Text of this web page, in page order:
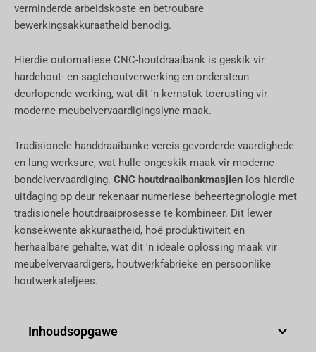
verminderde arbeidskoste en betroubare
bewerkingsakkuraatheid benodig.
Hierdie outomatiese CNC-houtdraaibank is geskik vir
hardehout- en sagtehoutverwerking en ondersteun
deurlopende werking, wat dit 'n kernstuk toerusting vir
moderne meubelvervaardigingslyne maak.
Tradisionele handdraaibanke vereis gevorderde vaardighede
en lang werksure, wat hulle ongeskik maak vir moderne
bondelvervaardiging. CNC houtdraaibankmasjien los hierdie
uitdaging op deur rekenaar numeriese beheertegnologie met
tradisionele houtdraaiprosesse te kombineer. Dit lewer
konsekwente akkuraatheid, hoë produktiwiteit en
herhaalbare gehalte, wat dit 'n ideale oplossing maak vir
meubelvervaardigers, houtwerkfabrieke en persoonlike
houtwerkateljees.
Inhoudsopgawe